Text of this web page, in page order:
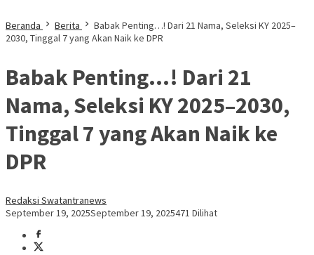
Beranda Berita
Babak Penting…! Dari 21 Nama, Seleksi KY 2025–
2030, Tinggal 7 yang Akan Naik ke DPR
Babak Penting…! Dari 21
Nama, Seleksi KY 2025–2030,
Tinggal 7 yang Akan Naik ke
DPR
Redaksi Swatantranews
September 19, 2025September 19, 2025471 Dilihat